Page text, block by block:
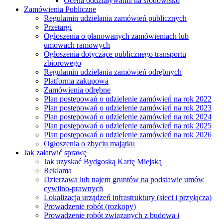
Zamówienia Publiczne
Regulamin udzielania zamówień publicznych
Przetargi
Ogłoszenia o planowanych zamówieniach lub
umowach ramowych
Ogłoszenia dotyczące publicznego transportu
zbiorowego
Regulamin udzielania zamówień odrębnych
Platforma zakupowa
Zamówienia odrębne
Plan postępowań o udzielenie zamówień na rok 2022
Plan postępowań o udzielenie zamówień na rok 2023
Plan postępowań o udzielenie zamówień na rok 2024
Plan postępowań o udzielenie zamówień na rok 2025
Plan postępowań o udzielenie zamówień na rok 2026
Ogłoszenia o zbyciu majątku
Jak załatwić sprawę
Jak uzyskać Bydgoską Kartę Miejską
Reklama
Dzierżawa lub najem gruntów na podstawie umów
cywilno-prawnych
Lokalizacja urządzeń infrastruktury (sieci i przyłącza)
Prowadzenie robót (rozkopy)
Prowadzenie robót związanych z budowa i